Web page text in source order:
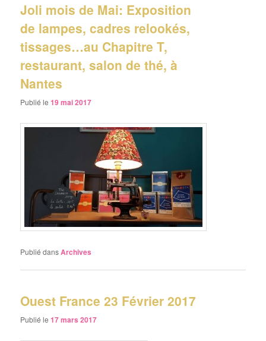
Joli mois de Mai: Exposition
de lampes, cadres relookés,
tissages…au Chapitre T,
restaurant, salon de thé, à
Nantes
Publié le19 mai 2017
Publié dansArchives
Ouest France 23 Février 2017
Publié le17 mars 2017